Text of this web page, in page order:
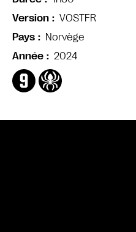
Version
VOSTFR
Pays
Norvège
Année
2024